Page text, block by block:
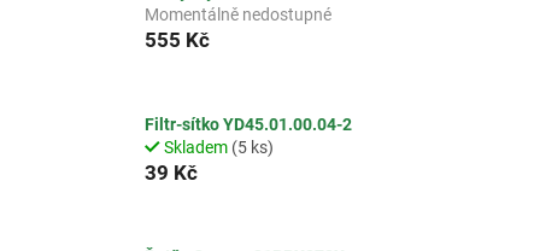
Momentálně nedostupné
555 Kč
Filtr-sítko YD45.01.00.04-2
Skladem (5 ks)
39 Kč